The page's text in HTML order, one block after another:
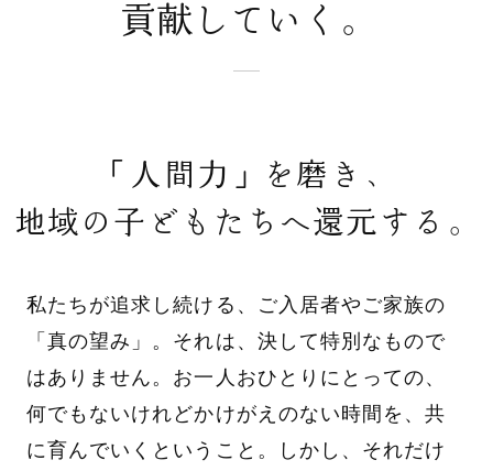
貢献していく。
「人間力」を磨き、
地域の子どもたちへ還元する。
私たちが追求し続ける、ご入居者やご家族の
「真の望み」。それは、決して特別なもので
はありません。お一人おひとりにとっての、
何でもないけれどかけがえのない時間を、共
に育んでいくということ。しかし、それだけ